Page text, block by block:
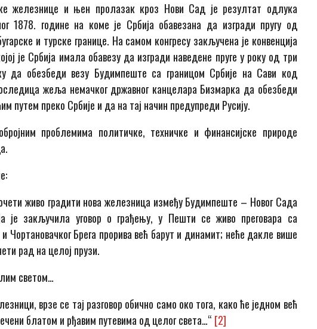
железнице и њен пролазак кроз Нови Сад је резултат одлука
1878. године на коме је Србија обавезана да изгради пругу од
и турске границе. На самом конгресу закључена је конвенција
је Србија имала обавезу да изгради наведене пруге у року од три
да обезбеди везу Будимпеште са границом Србије на Сави код
жеља немачког државног канцелара Бизмарка да обезбеди
путем преко Србије и да на тај начин предупреди Русију.
проблемима политичке, техничке и финансијске природе
живо градити нова железница између Будимпеште – Новог Сада
закључила уговор о грађењу, у Пешти се живо преговара са
Чортановачког Брега прорива већ барут и динамит; неће дакле више
рад на целој прузи.
светом…
врзе се тај разговор обично само око тога, како ће једном већ
блатом и рђавим путевима од целог света…“ [2]